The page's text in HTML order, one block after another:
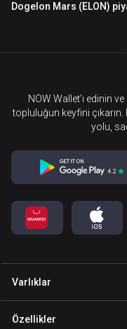
Dogelon Mars (ELON)
NOW Wallet’ı edinin
topluluğun keyfini çıkarın.
yolu,
Varlıklar
Özellikler